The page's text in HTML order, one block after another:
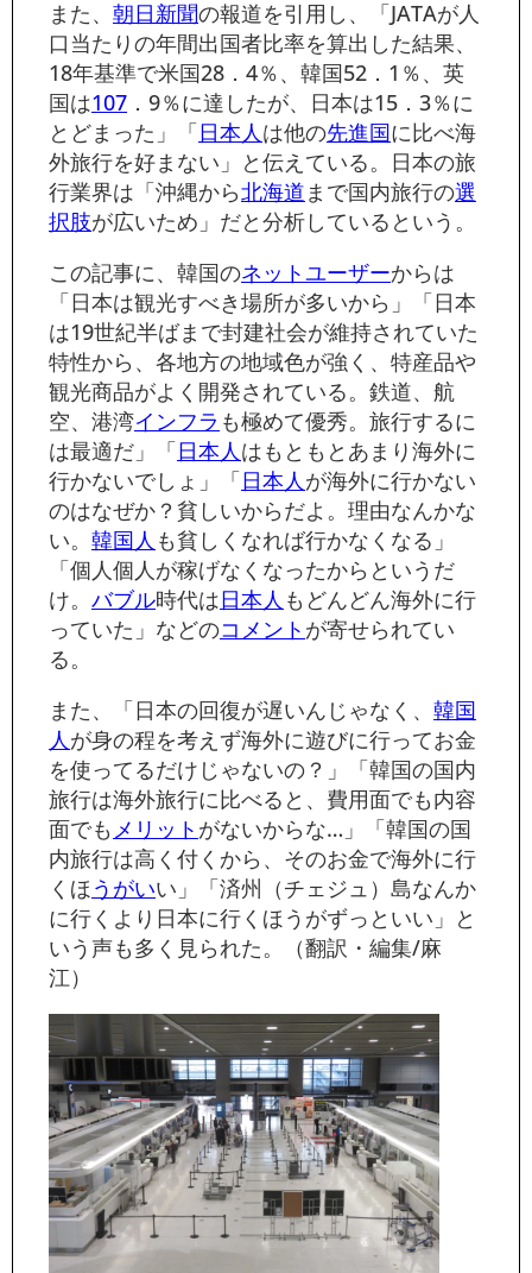
また、 朝日新聞の報道を引用し、「JATAが人
口当たりの年間出国者比率を算出した結果、
18年基準で米国28．4％、韓国52．1％、英
国は107 ．9％に達したが、日本は15．3％に
とどまった」「日本人は他の先進国に比べ海
外旅行を好まない」と伝えている。日本の旅
行業界は「沖縄から北海道まで国内旅行の選
択肢が広いため」だと分析しているという。
この記事に、韓国のネットユーザーからは
「日本は観光すべき場所が多いから」「日本
は19世紀半ばまで封建社会が維持されていた
特性から、各地方の地域色が強く、特産品や
観光商品がよく開発されている。鉄道、航
空、港湾インフラ も極めて優秀。旅行するに
は最適だ」「日本人はもともとあまり海外に
行かないでしょ」「日本人が海外に行かない
のはなぜか？貧しいからだよ。理由なんかな
い。 韓国人 も貧しくなれば行かなくなる」
「個人個人が稼げなくなったからというだ
け。 バブル時代は日本人 もどんどん海外に行
っていた」などのコメント が寄せられてい
る。
また、「日本の回復が遅いんじゃなく、 韓国
人が身の程を考えず海外に遊びに行ってお金
を使ってるだけじゃないの？」「韓国の国内
旅行は海外旅行に比べると、費用面でも内容
面でも メリット がないからな…」「韓国の国
内旅行は高く付くから、そのお金で海外に行
くほ うがいい」「済州（チェジュ）島なんか
に行くより日本に行くほうがずっといい」と
いう声も多く見られた。（翻訳・編集/麻
江）